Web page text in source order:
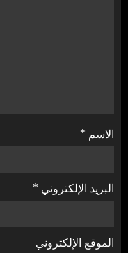
الاسم *
البريد الإلكتروني *
الموقع الإلكتروني